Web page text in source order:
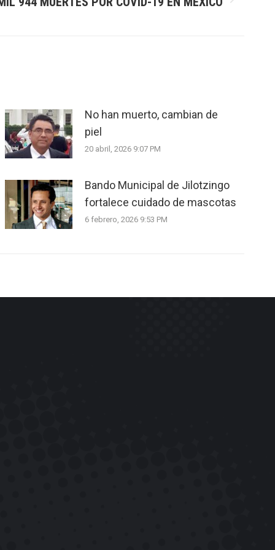
No han muerto, cambian de
piel
20 abril, 2026 9:07 PM
Bando Municipal de Jilotzingo
fortalece cuidado de mascotas
6 febrero, 2026 9:53 PM